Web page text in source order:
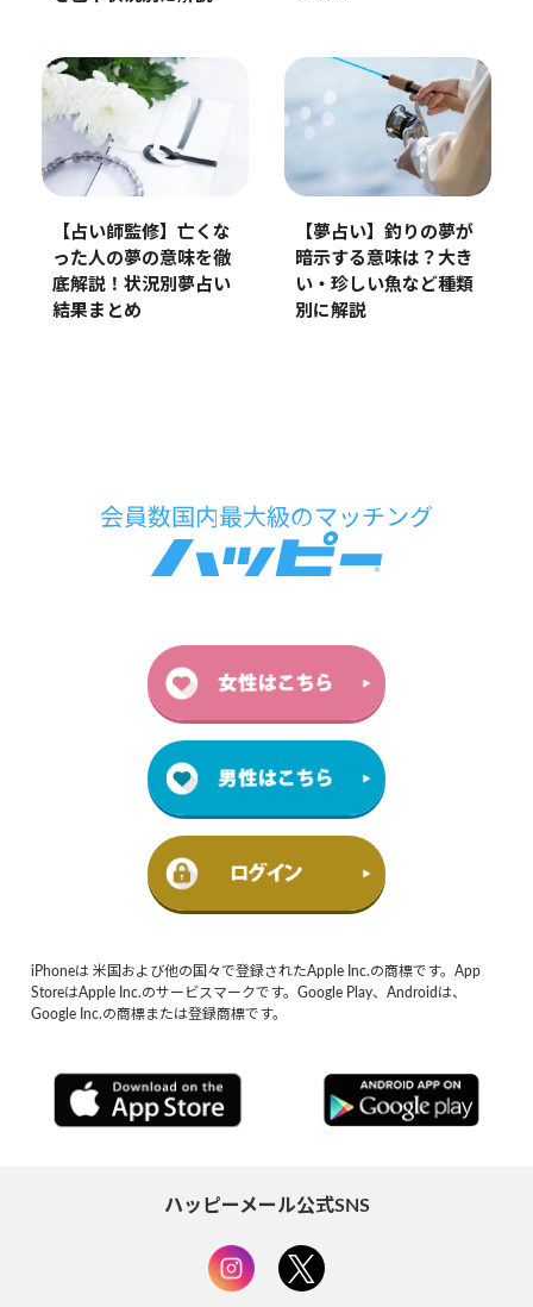
【占い師監修】亡くな
った人の夢の意味を徹
底解説！状況別夢占い
結果まとめ
【夢占い】釣りの夢が
暗示する意味は？大き
い・珍しい魚など種類
別に解説
iPhoneは 米国および他の国々で登録されたApple Inc.の商標です。App
StoreはApple Inc.のサービスマークです。Google Play、Androidは、
Google Inc.の商標または登録商標です。
ハッピーメール公式SNS